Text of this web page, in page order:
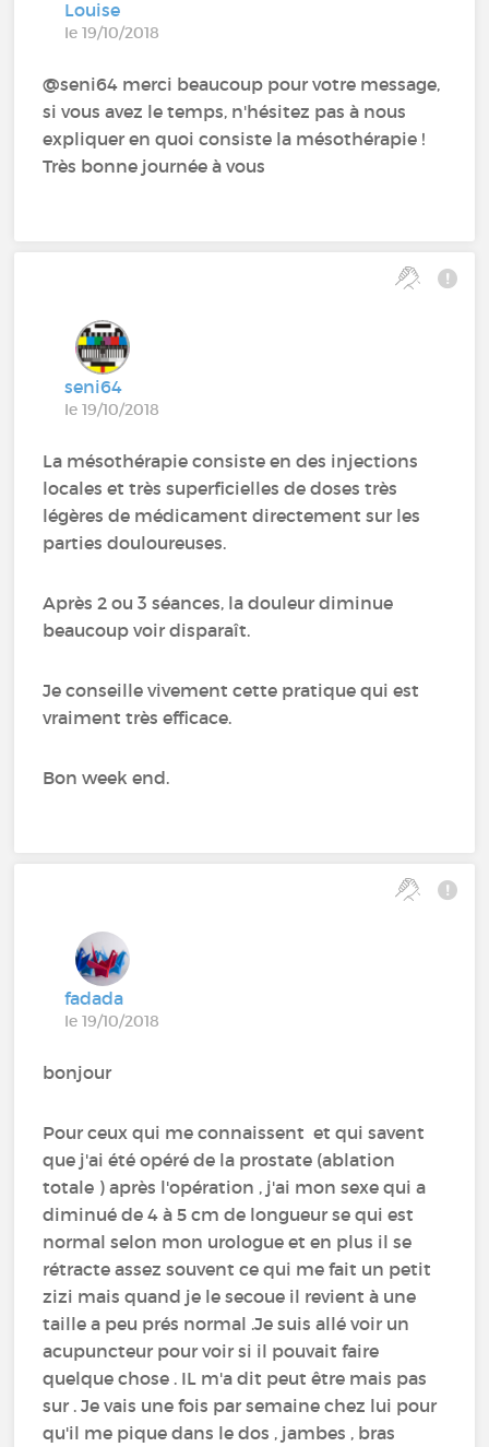
Louise
le 19/10/2018
@seni64‍ merci beaucoup pour votre message,
si vous avez le temps, n'hésitez pas à nous
expliquer en quoi consiste la mésothérapie !
Très bonne journée à vous
seni64
le 19/10/2018
La mésothérapie consiste en des injections
locales et très superficielles de doses très
légères de médicament directement sur les
parties douloureuses.
Après 2 ou 3 séances, la douleur diminue
beaucoup voir disparaît.
Je conseille vivement cette pratique qui est
vraiment très efficace.
Bon week end.
fadada
le 19/10/2018
bonjour
Pour ceux qui me connaissent et qui savent
que j'ai été opéré de la prostate (ablation
totale ) après l'opération , j'ai mon sexe qui a
diminué de 4 à 5 cm de longueur se qui est
normal selon mon urologue et en plus il se
rétracte assez souvent ce qui me fait un petit
zizi mais quand je le secoue il revient à une
taille a peu prés normal .Je suis allé voir un
acupuncteur pour voir si il pouvait faire
quelque chose . IL m'a dit peut être mais pas
sur . Je vais une fois par semaine chez lui pour
qu'il me pique dans le dos , jambes , bras